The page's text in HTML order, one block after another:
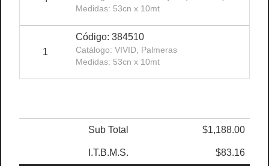
Medidas: 53cn x 10mt
1
Código: 384510
Catálogo: VIVID, Palmeras
Medidas: 53cn x 10mt
Sub Total $1,188.00
I.T.B.M.S. $83.16